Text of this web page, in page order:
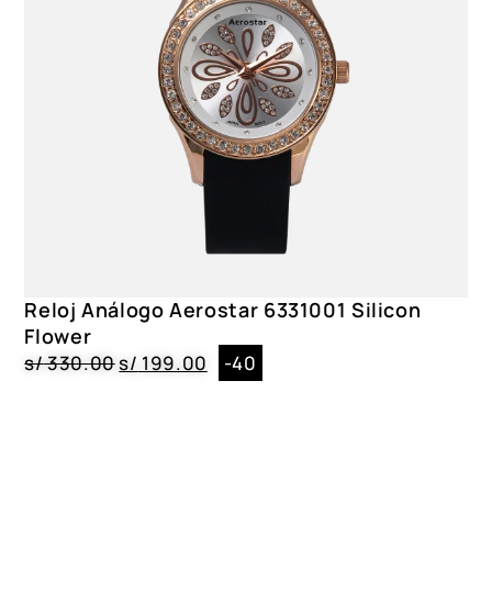
Reloj Análogo Aerostar 6331001 Silicon
Flower
s/330.00s/ 199.00 -40